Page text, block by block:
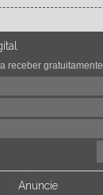
receber gratuitamente
Anuncie